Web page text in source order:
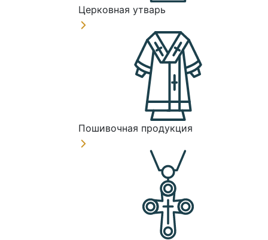
Церковная утварь
Пошивочная продукция